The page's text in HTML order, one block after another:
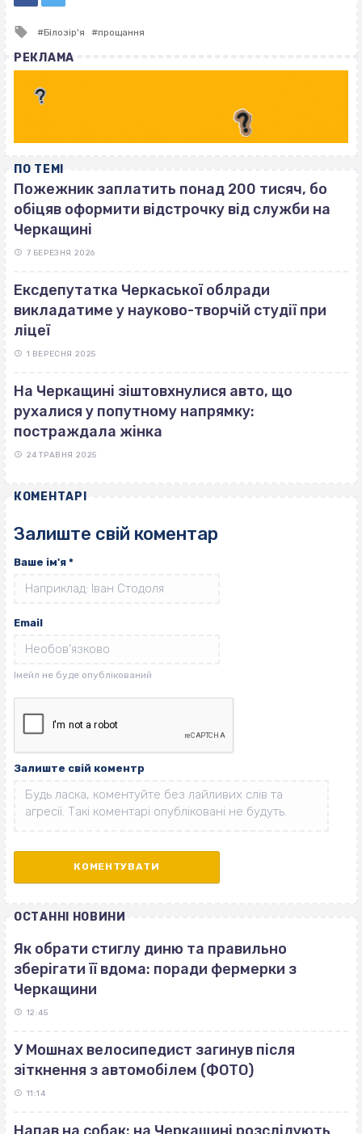
Tagged
Білозір'я прощання
РЕКЛАМА
ПО ТЕМІ
Пожежник заплатить понад 200 тисяч, бо
обіцяв оформити відстрочку від служби на
Черкащині
7 БЕРЕЗНЯ 2026
Ексдепутатка Черкаської облради
викладатиме у науково-творчій студії при
ліцеї
1 ВЕРЕСНЯ 2025
На Черкащині зіштовхнулися авто, що
рухалися у попутному напрямку:
постраждала жінка
24 ТРАВНЯ 2025
КОМЕНТАРІ
Залиште свій коментар
Ваше ім'я *
Email
Залиште свій коментр
ОСТАННІ НОВИНИ
Як обрати стиглу диню та правильно
зберігати її вдома: поради фермерки з
Черкащини
12:45
У Мошнах велосипедист загинув після
зіткнення з автомобілем (ФОТО)
11:14
Напав на собак: на Черкащині розслідують